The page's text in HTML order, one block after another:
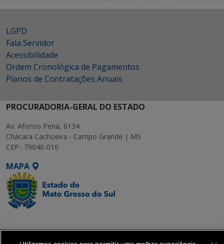
LGPD
Fala Servidor
Acessibilidade
Ordem Cronológica de Pagamentos
Planos de Contratações Anuais
PROCURADORIA-GERAL DO ESTADO
Av. Afonso Pena, 6134
Chácara Cachoeira - Campo Grande | MS
CEP.: 79040-010
MAPA
Executiva de